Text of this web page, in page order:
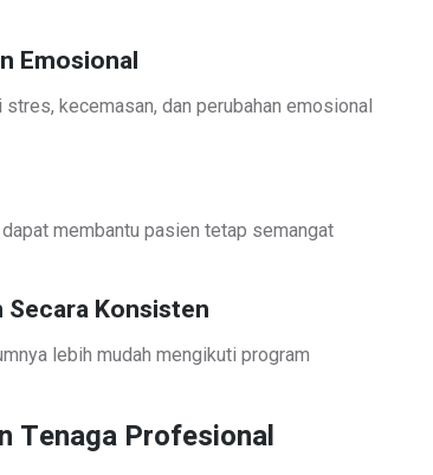
Emosional
kecemasan, dan perubahan emosional
membantu pasien tetap semangat
Konsisten
lebih mudah mengikuti program
Tenaga Profesional